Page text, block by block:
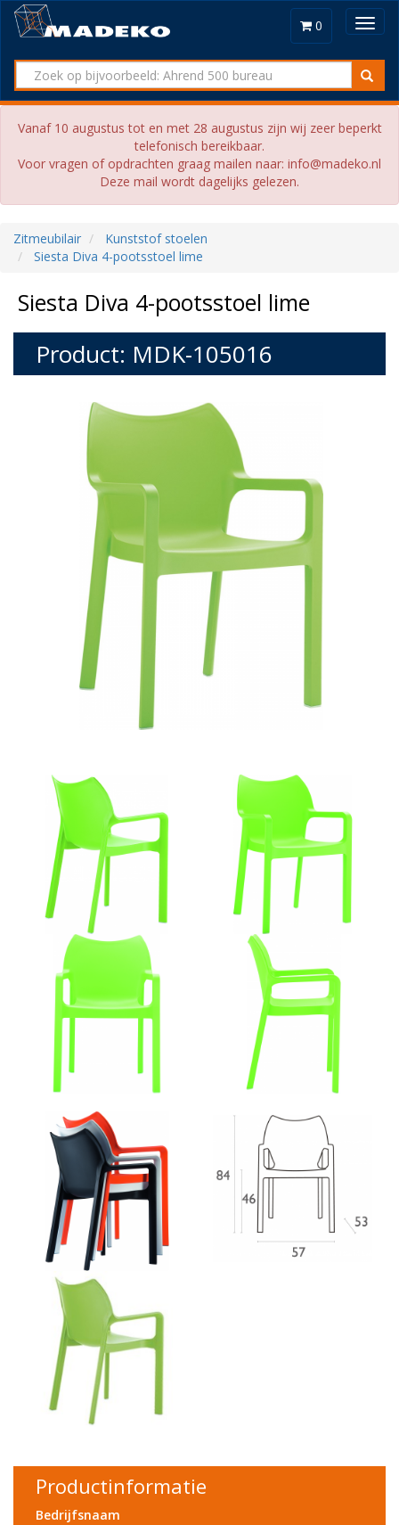
0
Vanaf 10 augustus tot en met 28 augustus zijn wij zeer beperkt
telefonisch bereikbaar.
Voor vragen of opdrachten graag mailen naar: info@madeko.nl
Deze mail wordt dagelijks gelezen.
Zitmeubilair
Kunststof stoelen
Siesta Diva 4-pootsstoel lime
Siesta Diva 4-pootsstoel lime
Product: MDK-105016
Productinformatie
Bedrijfsnaam